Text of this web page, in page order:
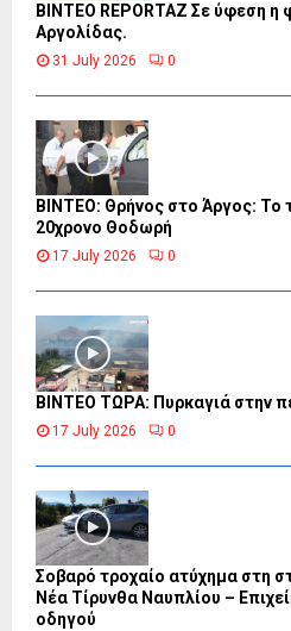
BINTEO REPORTAZ Σε ύφεση
Αργολίδας.
31 July 2026 0
ΒΙΝΤΕΟ: Θρήνος στο Άργος: Το
20χρονο Θοδωρή
17 July 2026 0
ΒΙΝΤΕΟ ΤΩΡΑ: Πυρκαγιά στην
17 July 2026 0
Σοβαρό τροχαίο ατύχημα στη
Νέα Τίρυνθα Ναυπλίου –
οδηγού